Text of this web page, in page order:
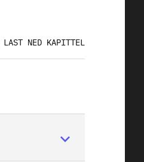
LAST NED KAPITTEL